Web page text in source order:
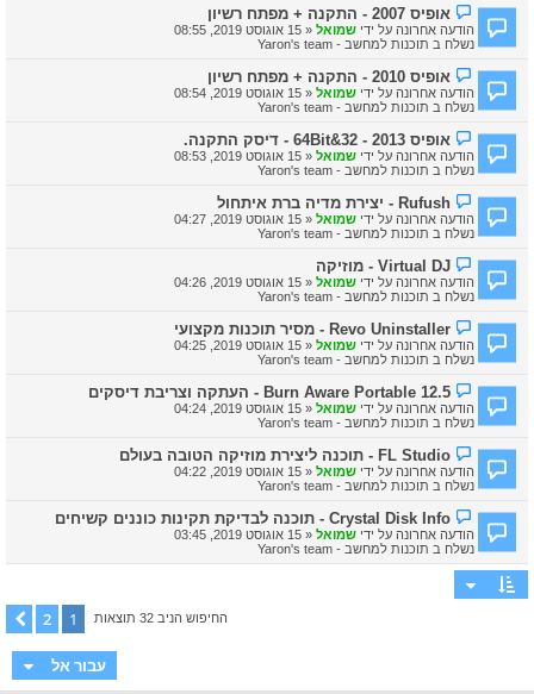
ד
ש
ה
ה
ו
ד
ע
ה
ח
ד
ש
אופיס 2007 - התקנה + מפתח רשיון
הודעה אחרונה על ידי שמואל«15 אוגוסט 2019, 08:55
נשלח בתוכנות למחשב - Yaron's team
ה
ו
ד
ע
ה
ח
ד
ש
אופיס 2010 - התקנה + מפתח רשיון
הודעה אחרונה על ידי שמואל«15 אוגוסט 2019, 08:54
נשלח בתוכנות למחשב - Yaron's team
ה
ו
ד
ע
ה
ח
ד
ש
אופיס 2013 - 32&64Bit - דיסק התקנה.
הודעה אחרונה על ידי שמואל«15 אוגוסט 2019, 08:53
נשלח בתוכנות למחשב - Yaron's team
ה
ו
ד
ע
ה
ח
ד
ש
Rufush - יצירת מדיה ברת איתחול
הודעה אחרונה על ידי שמואל«15 אוגוסט 2019, 04:27
נשלח בתוכנות למחשב - Yaron's team
ה
ו
ד
ע
ה
ח
ד
ש
Virtual DJ - מוזיקה
הודעה אחרונה על ידי שמואל«15 אוגוסט 2019, 04:26
נשלח בתוכנות למחשב - Yaron's team
ה
ו
ד
ע
ה
ח
ד
ש
Revo Uninstaller - מסיר תוכנות מקצועי
הודעה אחרונה על ידי שמואל«15 אוגוסט 2019, 04:25
נשלח בתוכנות למחשב - Yaron's team
ה
ו
ד
ע
ה
ח
ד
ש
Burn Aware Portable 12.5 - העתקה וצריבת דיסקים
הודעה אחרונה על ידי שמואל«15 אוגוסט 2019, 04:24
נשלח בתוכנות למחשב - Yaron's team
ה
ו
ד
ע
ה
ח
ד
ש
ה
FL Studio - תוכנה ליצירת מוזיקה הטובה בעולם
הודעה אחרונה על ידי שמואל«15 אוגוסט 2019, 04:22
נשלח בתוכנות למחשב - Yaron's team
ה
ו
ד
ע
ה
ד
Crystal Disk Info - תוכנה לבדיקת תקינות כוננים קשיחים
הודעה אחרונה על ידי שמואל«15 אוגוסט 2019, 03:45
נשלח בתוכנות למחשב - Yaron's team
החיפוש הניב 32 תוצאות 1
2 הבא
עבור אל